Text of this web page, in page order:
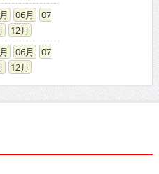
06
07
12
06
07
12